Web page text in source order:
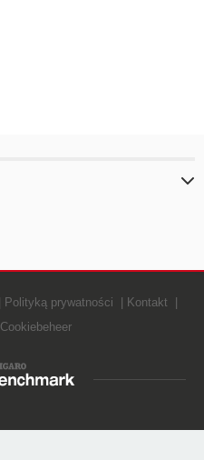
Polityką prywatności
Kontakt
Cookiebeheer